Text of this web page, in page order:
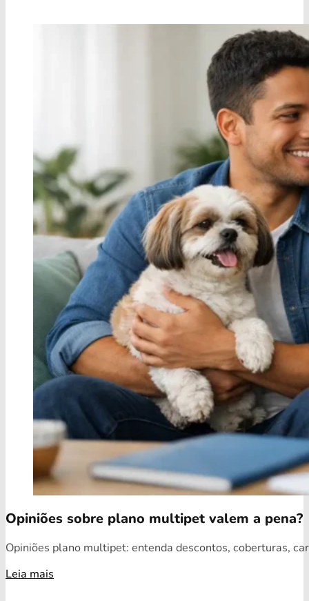
Opiniões sobre plano multipet valem a pena?
Opiniões plano multipet: entenda descontos, coberturas,
Leia mais